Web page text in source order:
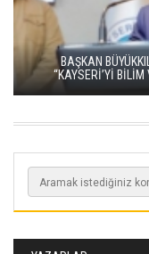
BAŞKAN
“KAYSERİ’Yİ